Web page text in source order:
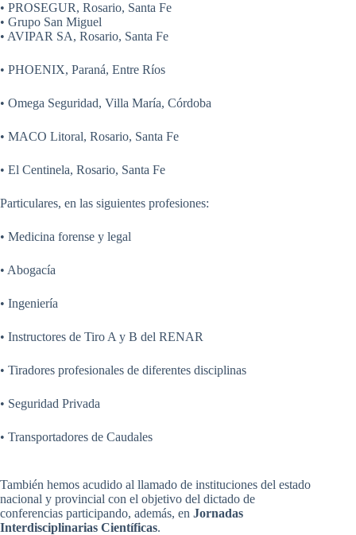
• PROSEGUR, Rosario, Santa Fe
• Grupo San Miguel
• AVIPAR SA, Rosario, Santa Fe
• PHOENIX, Paraná, Entre Ríos
• Omega Seguridad, Villa María, Córdoba
• MACO Litoral, Rosario, Santa Fe
• El Centinela, Rosario, Santa Fe
Particulares, en las siguientes profesiones:
• Medicina forense y legal
• Abogacía
• Ingeniería
• Instructores de Tiro A y B del RENAR
• Tiradores profesionales de diferentes disciplinas
• Seguridad Privada
• Transportadores de Caudales
También hemos acudido al llamado de instituciones del estado
nacional y provincial con el objetivo del dictado de
conferencias participando, además, en Jornadas
Interdisciplinarias Científicas.